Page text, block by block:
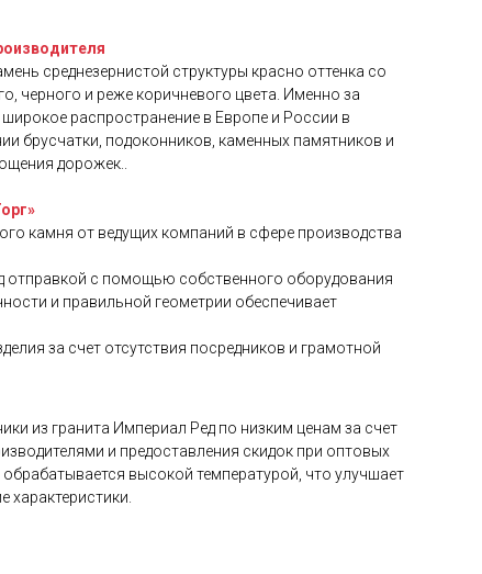
среднезернистой структуры красно оттенка со
черного и реже коричневого цвета. Именно за
распространение в Европе и России в
брусчатки, подоконников, каменных памятников и
дорожек..
камня от ведущих компаний в сфере производства
отправкой с помощью собственного оборудования
и правильной геометрии обеспечивает
за счет отсутствия посредников и грамотной
из гранита Империал Ред по низким ценам за счет
и предоставления скидок при оптовых
высокой температурой, что улучшает
характеристики.